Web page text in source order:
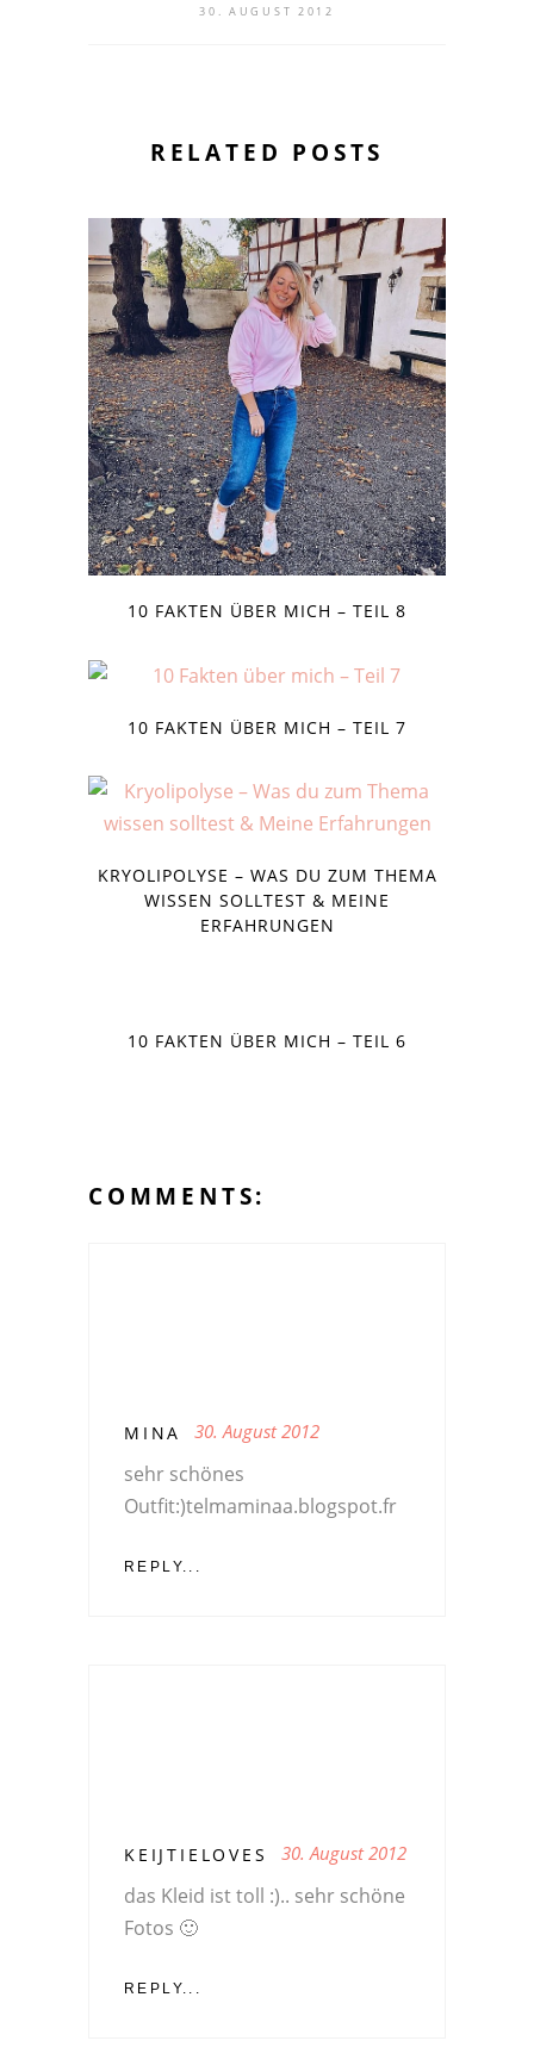
30. AUGUST 2012
RELATED POSTS
10 FAKTEN ÜBER MICH – TEIL 8
10 FAKTEN ÜBER MICH – TEIL 7
KRYOLIPOLYSE – WAS DU ZUM THEMA
WISSEN SOLLTEST & MEINE
ERFAHRUNGEN
10 FAKTEN ÜBER MICH – TEIL 6
COMMENTS:
MINA 30. August 2012
sehr schönes
Outfit:)telmaminaa.blogspot.fr
REPLY...
KEIJTIELOVES 30. August 2012
das Kleid ist toll :).. sehr schöne
Fotos 🙂
REPLY...